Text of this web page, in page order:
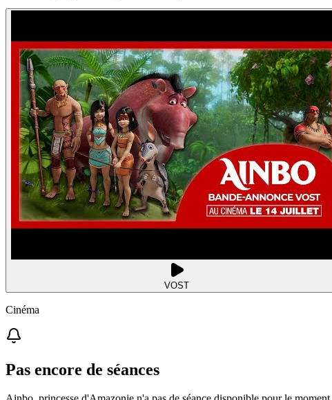
VOST
Cinéma
Pas encore de séances